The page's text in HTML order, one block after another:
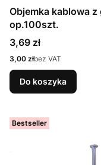
Objemka kablowa z
op.100szt.
Cena
3,69 zł
Cena
3,00 złbez VAT
Do koszyka
Bestseller